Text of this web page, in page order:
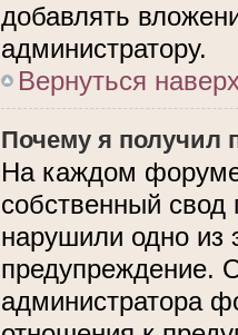
добавлять
администратору.
Вернуться
Почему я получил
На каждом
собственный
нарушили одно из
предупреждение.
администратора